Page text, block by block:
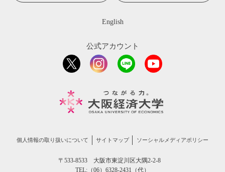
English
公式アカウント
個人情報の取り扱いについて サイトマップ ソーシャルメディアポリシー
〒533-8533 大阪市東淀川区大隅2-2-8
TEL:（06）6328-2431（代）